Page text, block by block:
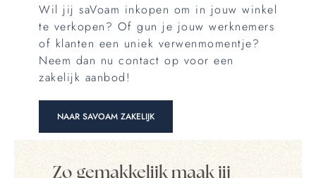
Wil jij saVoam inkopen om in jouw winkel
te verkopen? Of gun je jouw werknemers
of klanten een uniek verwenmomentje?
Neem dan nu contact op voor een
zakelijk aanbod!
NAAR SAVOAM ZAKELIJK
Zo gemakkelijk maak jij